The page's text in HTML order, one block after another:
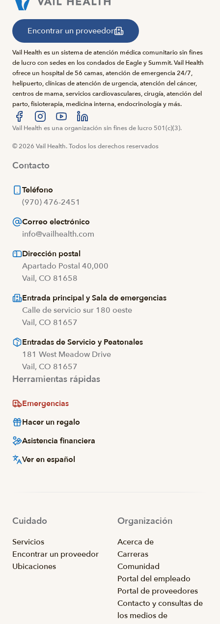
Encontrar un proveedor
Vail Health es un sistema de atención médica comunitario sin fines
de lucro con sedes en los condados de Eagle y Summit. Vail Health
ofrece un hospital de 56 camas, atención de emergencia 24/7,
helipuerto, clínicas de atención de urgencia, atención del cáncer,
centros de mama, servicios cardiovasculares, cirugía, atención del
parto, fisioterapia, medicina interna, endocrinología y más.
Visítanos en Facebook
Visítanos en Instagram
Visítanos en YouTube
Visítanos en LinkedIn
Vail Health es una organización sin fines de lucro 501(c)(3).
© 2026 Vail Health. Todos los derechos reservados
Contacto
Teléfono
(970) 476-2451
Correo electrónico
info@vailhealth.com
Dirección postal
Apartado Postal 40,000
Vail, CO 81658
Entrada principal y Sala de emergencias
Calle de servicio sur 180 oeste
Vail, CO 81657
Entradas de Servicio y Peatonales
181 West Meadow Drive
Vail, CO 81657
Herramientas rápidas
Emergencias
Hacer un regalo
Asistencia financiera
Ver en español
Cuidado
Servicios
Encontrar un proveedor
Ubicaciones
Organización
Acerca de
Carreras
Comunidad
Portal del empleado
Portal de proveedores
Contacto y consultas de
los medios de